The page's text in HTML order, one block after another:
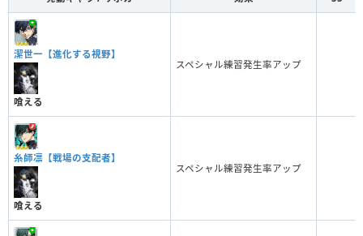
潔世一【進化する視野】
喰える
スペシャル練習発生率アップ
糸師凛【戦場の支配者】
喰える
スペシャル練習発生率アップ